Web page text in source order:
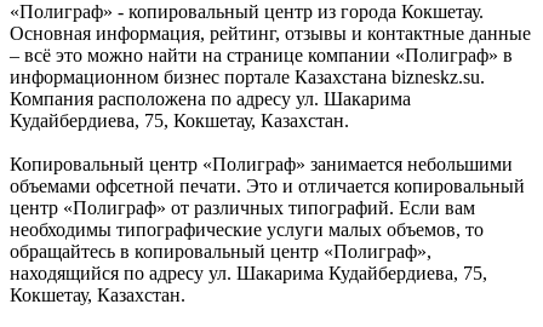
«Полиграф» - копировальный центр из города Кокшетау.
Основная информация, рейтинг, отзывы и контактные данные
– всё это можно найти на странице компании «Полиграф» в
информационном бизнес портале Казахстана bizneskz.su.
Компания расположена по адресу ул. Шакарима
Кудайбердиева, 75, Кокшетау, Казахстан.
Копировальный центр «Полиграф» занимается небольшими
объемами офсетной печати. Это и отличается копировальный
центр «Полиграф» от различных типографий. Если вам
необходимы типографические услуги малых объемов, то
обращайтесь в копировальный центр «Полиграф»,
находящийся по адресу ул. Шакарима Кудайбердиева, 75,
Кокшетау, Казахстан.